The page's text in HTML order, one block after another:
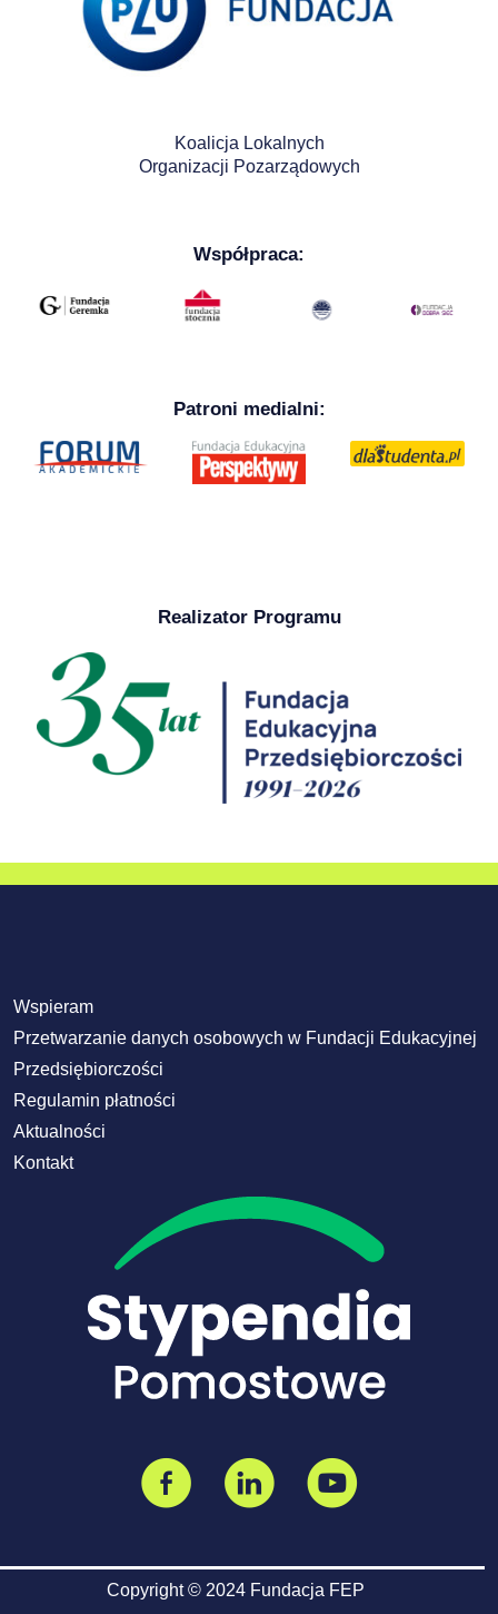
Koalicja Lokalnych
Organizacji Pozarządowych
Współpraca:
Patroni medialni:
Realizator Programu
Wspieram
Przetwarzanie danych osobowych w Fundacji Edukacyjnej
Przedsiębiorczości
Regulamin płatności
Aktualności
Kontakt
Copyright © 2024 Fundacja FEP